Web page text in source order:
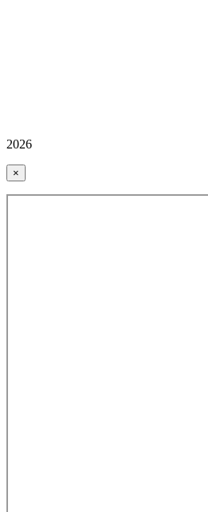
2026
×